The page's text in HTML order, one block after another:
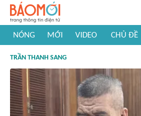
NÓNG MỚI VIDEO CHỦ ĐỀ
#Khám phá thế giới
TRẦN THANH SANG